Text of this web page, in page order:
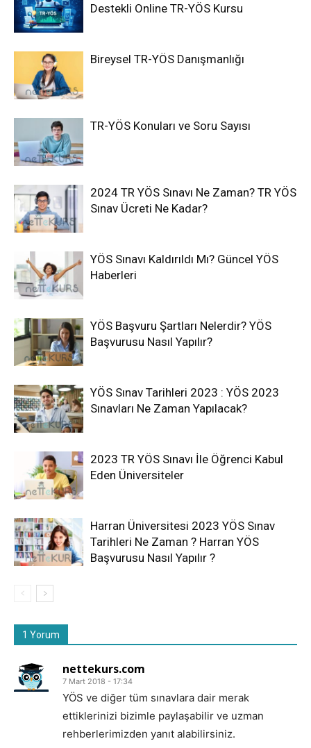
Destekli Online TR-YÖS Kursu
Bireysel TR-YÖS Danışmanlığı
TR-YÖS Konuları ve Soru Sayısı
2024 TR YÖS Sınavı Ne Zaman? TR YÖS
Sınav Ücreti Ne Kadar?
YÖS Sınavı Kaldırıldı Mı? Güncel YÖS
Haberleri
YÖS Başvuru Şartları Nelerdir? YÖS
Başvurusu Nasıl Yapılır?
YÖS Sınav Tarihleri 2023 : YÖS 2023
Sınavları Ne Zaman Yapılacak?
2023 TR YÖS Sınavı İle Öğrenci Kabul
Eden Üniversiteler
Harran Üniversitesi 2023 YÖS Sınav
Tarihleri Ne Zaman ? Harran YÖS
Başvurusu Nasıl Yapılır ?
1 Yorum
nettekurs.com
7 Mart 2018 - 17:34
YÖS ve diğer tüm sınavlara dair merak
ettiklerinizi bizimle paylaşabilir ve uzman
rehberlerimizden yanıt alabilirsiniz.